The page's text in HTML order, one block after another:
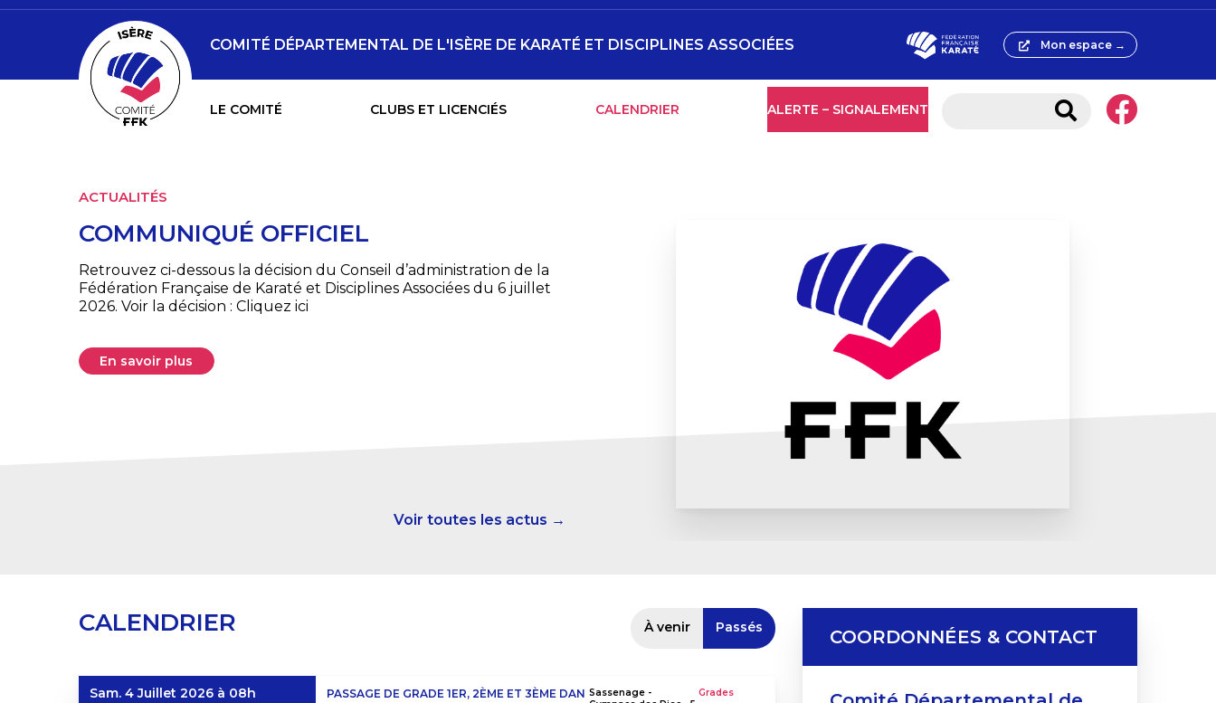
LE COMITÉ CLUBS ET LICENCIÉS CALENDRIER ALERTE – SIGNALEMENT
COMITÉ DÉPARTEMENTAL DE L'ISÈRE DE KARATÉ ET DISCIPLINES ASSOCIÉES Mon espace →
ACTUALITÉS
COMMUNIQUÉ OFFICIEL
Retrouvez ci-dessous la décision du Conseil d’administration de la
Fédération Française de Karaté et Disciplines Associées du 6 juillet
2026. Voir la décision : Cliquez ici
En savoir plus
Voir toutes les actus →
CALENDRIER À venir Passés
Sam. 4 Juillet 2026 à 08h PASSAGE DE GRADE 1ER, 2ÈME ET 3ÈME DAN Sassenage -
Grades
COORDONNÉES & CONTACT